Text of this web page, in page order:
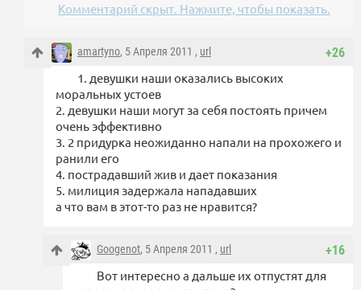
Комментарий скрыт. Нажмите, чтобы показать.
+26
amartyno, 5 Апреля 2011 , url
1. девушки наши оказались высоких
моральных устоев
2. девушки наши могут за себя постоять причем
очень эффективно
3. 2 придурка неожиданно напали на прохожего и
ранили его
4. пострадавший жив и дает показания
5. милиция задержала нападавших
а что вам в этот-то раз не нравится?
+16
Googenot, 5 Апреля 2011 , url
Вот интересно а дальше их отпустят для